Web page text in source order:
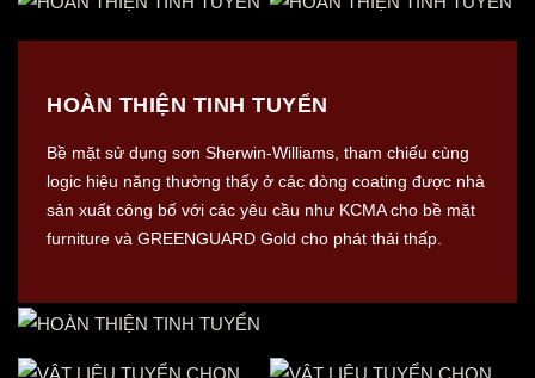
HOÀN THIỆN TINH TUYỂN
Bề mặt sử dụng sơn Sherwin-Williams, tham chiếu cùng
logic hiệu năng thường thấy ở các dòng coating được nhà
sản xuất công bố với các yêu cầu như KCMA cho bề mặt
furniture và GREENGUARD Gold cho phát thải thấp.